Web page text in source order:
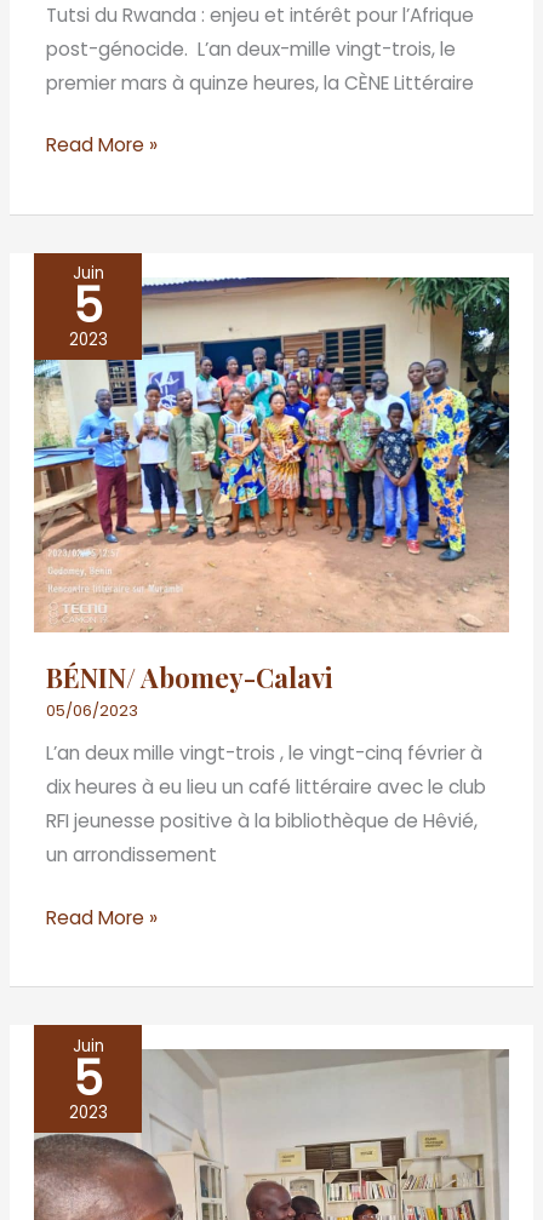
Tutsi du Rwanda : enjeu et intérêt pour l’Afrique
post-génocide. L’an deux-mille vingt-trois, le
premier mars à quinze heures, la CÈNE Littéraire
Read More »
Juin
5
2023
BÉNIN/ Abomey-Calavi
05/06/2023
L’an deux mille vingt-trois , le vingt-cinq février à
dix heures à eu lieu un café littéraire avec le club
RFI jeunesse positive à la bibliothèque de Hêvié,
un arrondissement
BÉNIN/
Abomey-
Calavi
Read More »
Juin
5
2023
BENIN/
Porto-
Novo